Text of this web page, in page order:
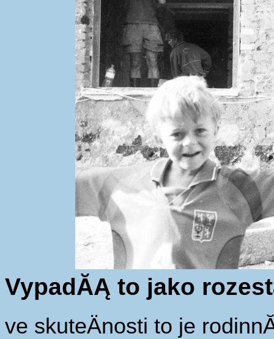
VypadĂĄ to jako
ve skuteÄnosti to je